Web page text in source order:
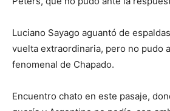
Luciano Sayago aguantó de
vuelta extraordinaria, pero no pudo
fenomenal de Chapado.
Encuentro chato en este pasaje,